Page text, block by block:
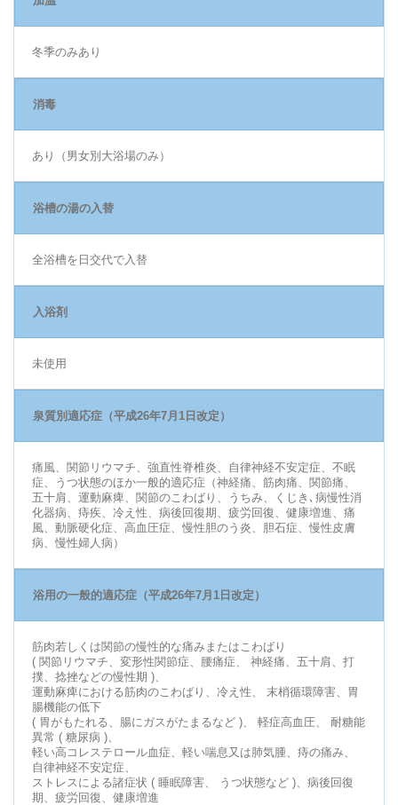
冬季のみあり
消毒
あり（男女別大浴場のみ）
浴槽の湯の入替
全浴槽を日交代で入替
入浴剤
未使用
泉質別適応症（平成26年7月1日改定）
痛風、関節リウマチ、強直性脊椎炎、自律神経不安定症、不眠
症、うつ状態のほか一般的適応症（神経痛、筋肉痛、関節痛、
五十肩、運動麻痺、関節のこわばり、うちみ、くじき､病慢性消
化器病、痔疾、冷え性、病後回復期、疲労回復、健康増進、痛
風、動脈硬化症、高血圧症、慢性胆のう炎、胆石症、慢性皮膚
病、慢性婦人病）
浴用の一般的適応症（平成26年7月1日改定）
筋肉若しくは関節の慢性的な痛みまたはこわばり
( 関節リウマチ、変形性関節症、腰痛症、 神経痛、五十肩、打
撲、捻挫などの慢性期 )、
運動麻痺における筋肉のこわばり、冷え性、 末梢循環障害、胃
腸機能の低下
( 胃がもたれる、腸にガスがたまるなど )、 軽症高血圧、 耐糖能
異常 ( 糖尿病 )、
軽い高コレステロール血症、軽い喘息又は肺気腫、痔の痛み、
自律神経不安定症、
ストレスによる諸症状 ( 睡眠障害、 うつ状態など )、病後回復
期、疲労回復、健康増進